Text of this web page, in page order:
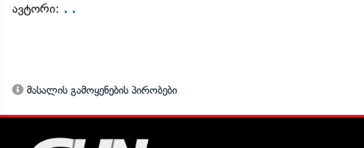
ავტორი: . .
მასალის გამოყენების პირობები